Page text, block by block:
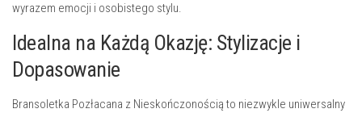
wyrazem emocji i osobistego stylu.
Idealna na Każdą Okazję: Stylizacje i
Dopasowanie
Bransoletka Pozłacana z Nieskończonością to niezwykle uniwersalny